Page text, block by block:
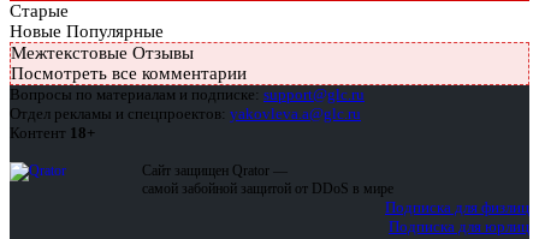
Старые
Новые Популярные
Межтекстовые Отзывы
Посмотреть все комментарии
Вопросы по материалам и подписке: support@glc.ru
Отдел рекламы и спецпроектов: yakovleva.a@glc.ru
Контент 18+
Сайт защищен Qrator —
самой забойной защитой от DDoS в мире
Подписка для физлиц
Подписка для юрлиц